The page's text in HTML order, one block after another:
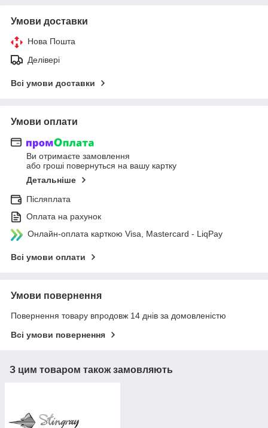
Умови доставки
Нова Пошта
Делівері
Всі умови доставки
Умови оплати
Ви отримаєте замовлення
або гроші повернуться на вашу картку
Детальніше
Післяплата
Оплата на рахунок
Онлайн-оплата карткою Visa, Mastercard - LiqPay
Всі умови оплати
Умови повернення
Повернення товару впродовж 14 днів за домовленістю
Всі умови повернення
З цим товаром також замовляють